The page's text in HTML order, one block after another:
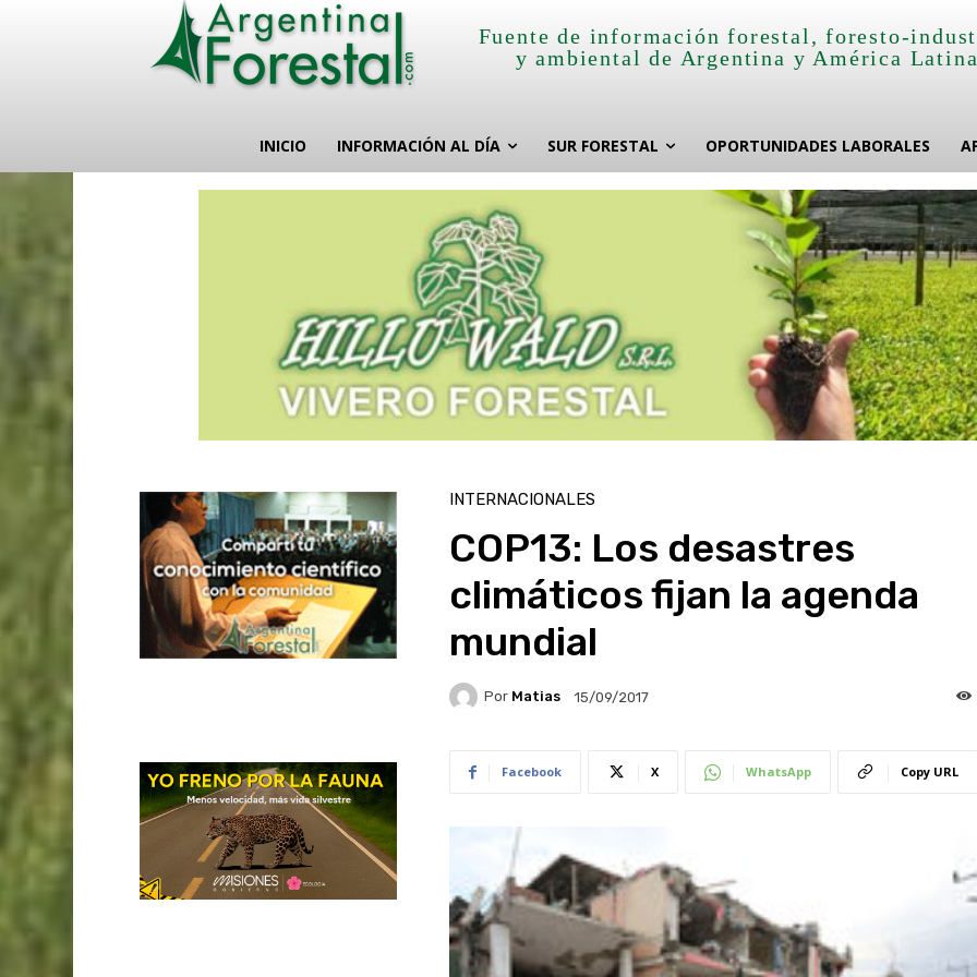
Fuente de información forestal, foresto-
y ambiental de Argentina y América
INICIO INFORMACIÓN AL DÍA SUR FORESTAL OPORTUNIDADES LABORALES
INTERNACIONALES
COP13: Los desastres
climáticos fijan la agenda
mundial
Por Matias 15/09/2017
Facebook X WhatsApp Copy URL